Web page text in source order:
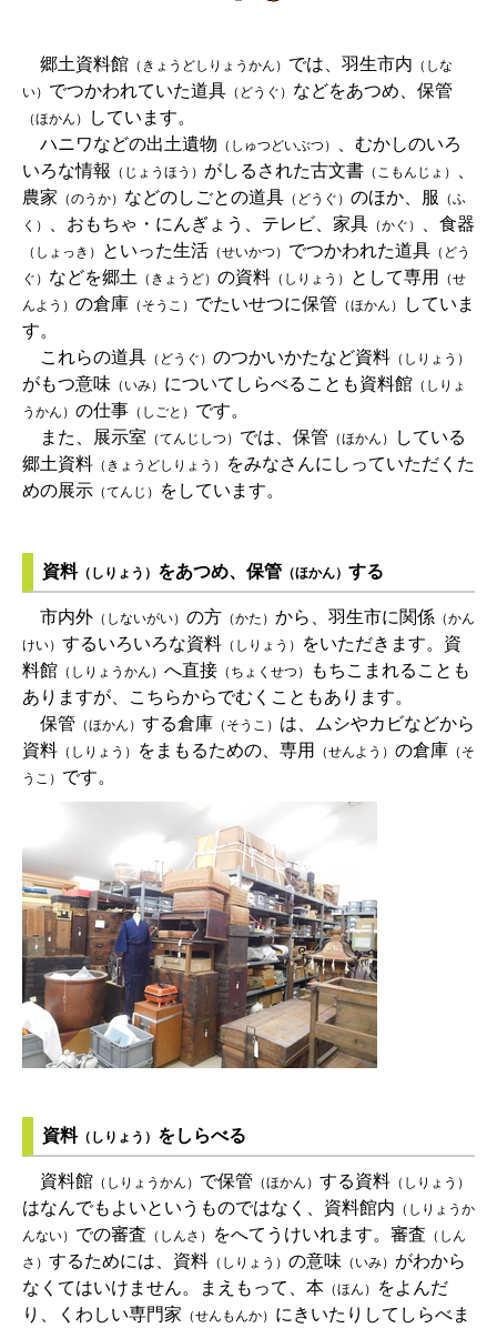
郷土資料館 （きょうどしりょうかん） では、羽生市内 （しな
い） でつかわれていた道具 （どうぐ） などをあつめ、保管
（ほかん）
しています。
ハニワなどの出土遺物 （しゅつどいぶつ）
、むかしのいろ
いろな情報
（じょうほう） がしるされた古文書 （こもんじょ）
、
農家 （のうか） などのしごとの道具 （どうぐ） のほか、服
（ふ
く）
、おもちゃ・にんぎょう、テレビ、家具 （かぐ） 、食器
（しょっき） といった生活 （せいかつ） でつかわれた道具 （どう
ぐ） などを郷土 （きょうど） の資料 （しりょう） として専用 （せ
んよう） の倉庫 （そうこ） でたいせつに保管 （ほかん）
していま
す。
これらの道具 （どうぐ） のつかいかたなど資料 （しりょう）
がもつ意味 （いみ） についてしらべることも資料館 （しりょ
うかん） の仕事 （しごと） です。
また、展示室 （てんじしつ） では、保管 （ほかん）
している
郷土資料 （きょうどしりょう）
をみなさんにしっていただくた
めの展示 （てんじ） をしています。
資料（しりょう） をあつめ、保管 （ほかん） する
市内外 （しないがい） の方 （かた） から、羽生市に関係 （かん
けい） するいろいろな資料 （しりょう）
をいただきます。資
料館 （しりょうかん） へ直接 （ちょくせつ）
もちこまれることも
ありますが、こちらからでむくこともあります。
保管 （ほかん） する倉庫 （そうこ） は、ムシやカビなどから
資料 （しりょう） をまもるための、専用 （せんよう） の倉庫 （そ
うこ） です。
資料（しりょう） をしらべる
資料館 （しりょうかん） で保管 （ほかん） する資料 （しりょう）
はなんでもよいというものではなく、資料館内 （しりょうか
んない） での審査 （しんさ） をへてうけいれます。審査 （しん
さ） するためには、資料 （しりょう） の意味 （いみ） がわから
なくてはいけません。まえもって、本 （ほん）
をよんだ
り、くわしい専門家 （せんもんか） にきいたりしてしらべま